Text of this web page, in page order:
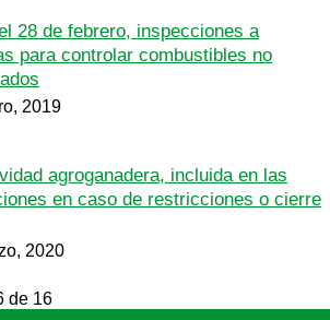
28 de febrero, inspecciones a
para controlar combustibles no
2019
agroganadera, incluida en las
en caso de restricciones o cierre
2020
de 16